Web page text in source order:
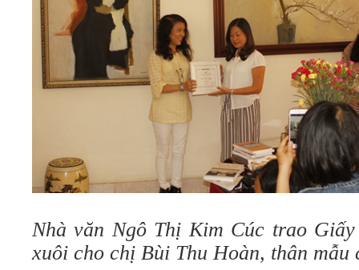
Nhà văn Ngô Thị Kim Cúc trao
xuôi cho chị Bùi Thu Hoàn, thân mẫu